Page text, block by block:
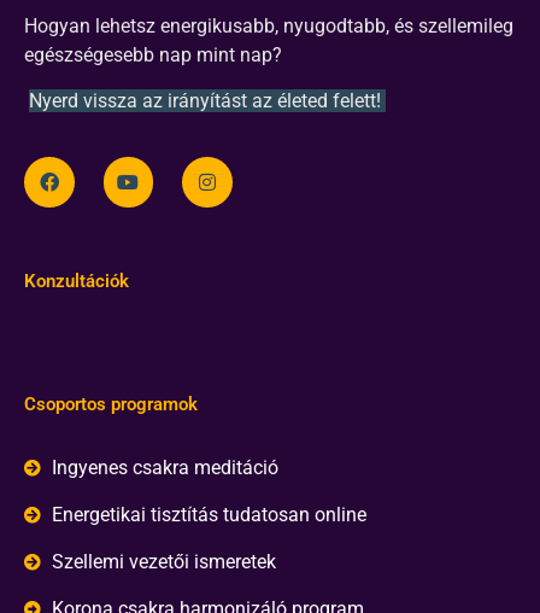
Hogyan lehetsz energikusabb, nyugodtabb, és szellemileg
egészségesebb nap mint nap?
Nyerd vissza az irányítást az életed felett!
Konzultációk
Csoportos programok
Ingyenes csakra meditáció
Energetikai tisztítás tudatosan online
Szellemi vezetői ismeretek